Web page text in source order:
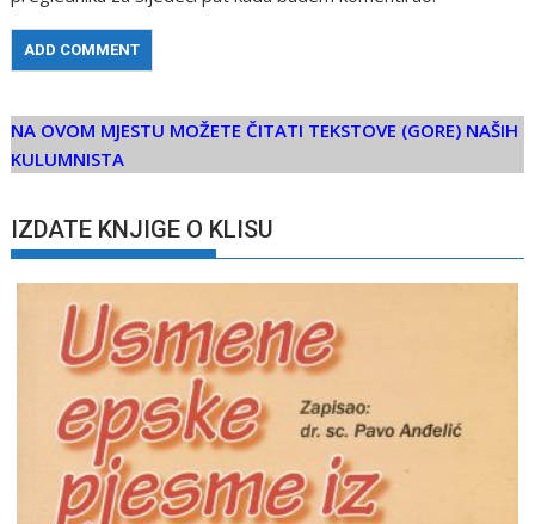
NA OVOM MJESTU MOŽETE ČITATI TEKSTOVE (GORE) NAŠIH
KULUMNISTA
IZDATE KNJIGE O KLISU